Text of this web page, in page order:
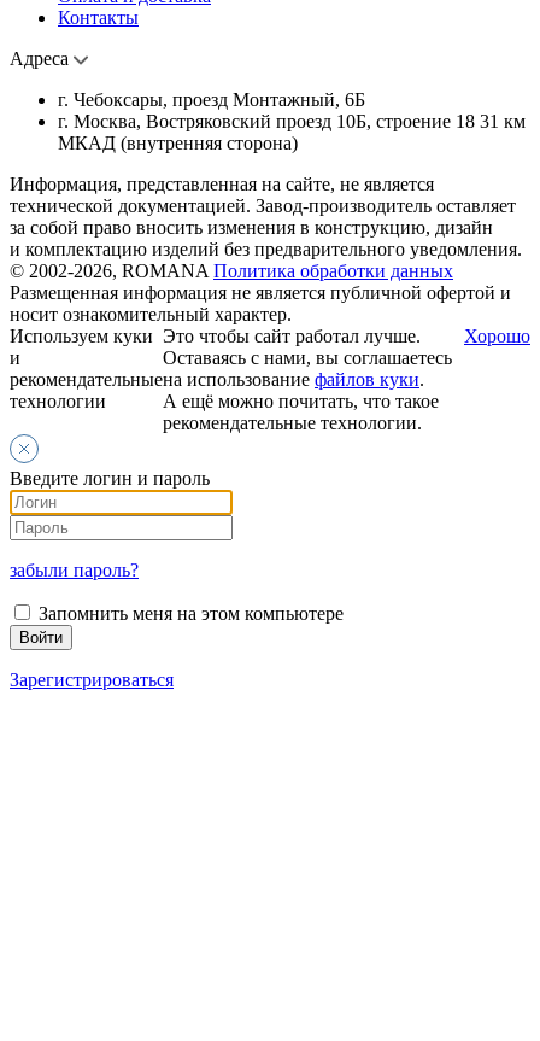
Контакты
Адреса
г. Чебоксары, проезд Монтажный, 6Б
г. Москва, Востряковский проезд 10Б, строение 18 31 км
МКАД (внутренняя сторона)
Информация, представленная на сайте, не является
технической документацией. Завод-производитель оставляет
за собой право вносить изменения в конструкцию, дизайн
и комплектацию изделий без предварительного уведомления.
© 2002-2026, ROMANA Политика обработки данных
Размещенная информация не является публичной офертой и
носит ознакомительный характер.
Используем куки
и
рекомендательные
технологии
Это чтобы сайт работал лучше.
Оставаясь с нами, вы соглашаетесь
на использование файлов куки.
А ещё можно почитать, что такое
рекомендательные технологии.
Хорошо
Введите логин и пароль
забыли пароль?
Запомнить меня на этом компьютере
Зарегистрироваться